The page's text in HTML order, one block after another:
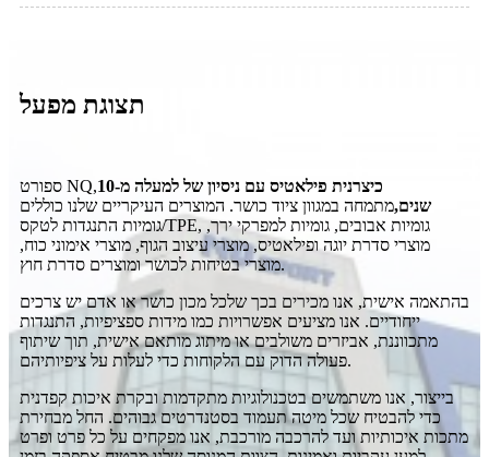
תצוגת מפעל
ספורט NQ,כיצרנית פילאטיס עם ניסיון של למעלה מ-10
שנים,מתמחה במגוון ציוד כושר. המוצרים העיקריים שלנו כוללים
גומיות התנגדות לטקס/TPE, גומיות אבובים, גומיות למפרקי ירך,
מוצרי סדרת יוגה ופילאטיס, מוצרי עיצוב הגוף, מוצרי אימוני כוח,
מוצרי בטיחות לכושר ומוצרים סדרת חוץ.
בהתאמה אישית, אנו מכירים בכך שלכל מכון כושר או אדם יש צרכים
ייחודיים. אנו מציעים אפשרויות כמו מידות ספציפיות, התנגדות
מתכווננת, אביזרים משולבים או מיתוג מותאם אישית, תוך שיתוף
פעולה הדוק עם הלקוחות כדי לעלות על ציפיותיהם.
בייצור, אנו משתמשים בטכנולוגיות מתקדמות ובקרת איכות קפדנית
כדי להבטיח שכל מיטה תעמוד בסטנדרטים גבוהים. החל מבחירת
מתכות איכותיות ועד להרכבה מורכבת, אנו מפקחים על כל פרט ופרט